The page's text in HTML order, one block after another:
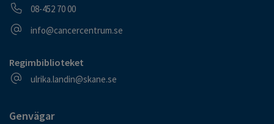
Telefonnummer
08-452 70 00
E-postadress
info@cancercentrum.se
Regimbiblioteket
E-postadress
ulrika.landin@skane.se
Genvägar